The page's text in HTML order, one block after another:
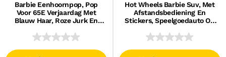
Barbie Eenhoornpop, Pop
Voor 65E Verjaardag Met
Blauw Haar, Roze Jurk En
Hot Wheels Barbie Suv, Met
Afstandsbediening En
Stickers, Speelgoedauto Op
Barbie Poppen